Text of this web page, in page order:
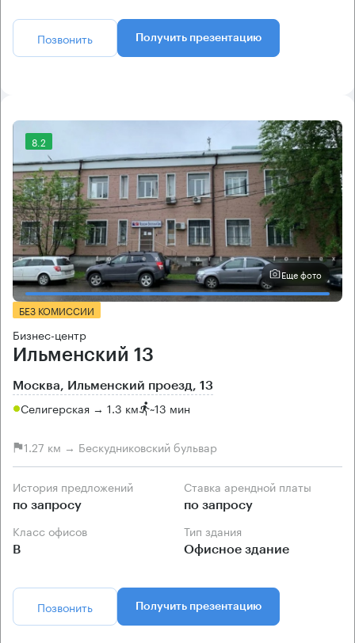
Позвонить Получить презентацию
8.2
Еще фото
БЕЗ КОМИССИИ
Бизнес-центр
Ильменский 13
Москва, Ильменский проезд, 13
Селигерская → 1.3 км ~13 мин
1.27 км → Бескудниковский бульвар
История предложений
по запросу
Ставка арендной платы
по запросу
Класс офисов
B
Тип здания
Офисное здание
Позвонить Получить презентацию